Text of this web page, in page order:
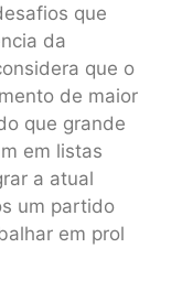
que
da
que o
de maior
que grande
em listas
a atual
um partido
em prol